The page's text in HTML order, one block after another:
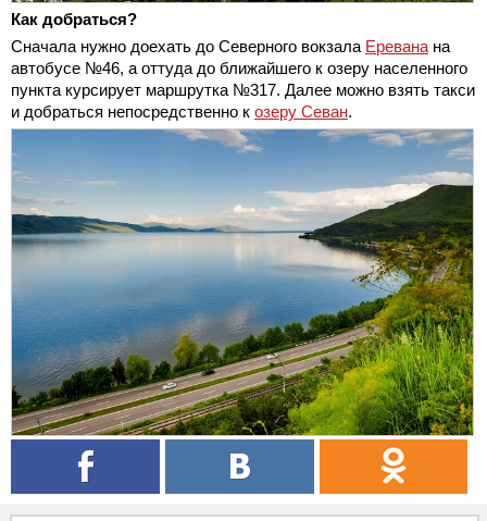
Как добраться?
Сначала нужно доехать до Северного вокзала Еревана на
автобусе №46, а оттуда до ближайшего к озеру населенного
пункта курсирует маршрутка №317. Далее можно взять такси
и добраться непосредственно к озеру Севан.